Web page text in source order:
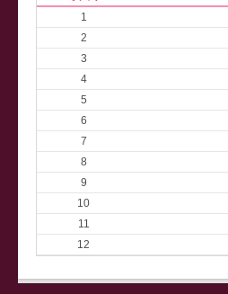
1
2
3
4
5
6
7
8
9
10
11
12